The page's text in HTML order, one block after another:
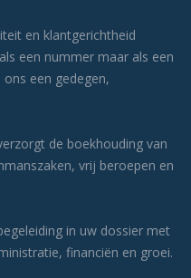
en klantgerichtheid
een nummer maar als een
een gedegen,
de boekhouding van
vrij beroepen en
in uw dossier met
financiën en groei.